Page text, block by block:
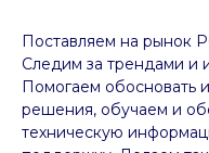
Поставляем на рынок
Следим за трендами и
Помогаем обосновать и
решения, обучаем и
техническую